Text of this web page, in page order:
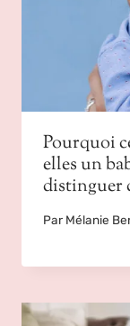
Pourquoi
elles un
distinguer
Par Mélanie